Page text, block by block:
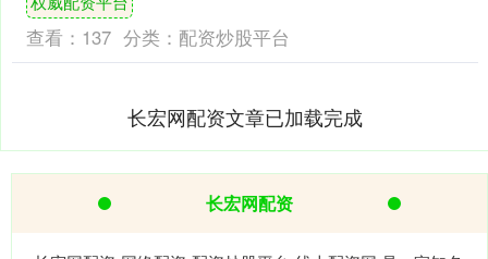
筑业声名赫赫，....
查看： 137 分类： 配资炒股平台
长宏网配资文章已加载完成
长宏网配资